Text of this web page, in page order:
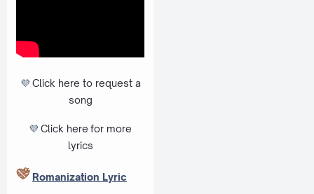
💜 Click here to request a
song
💜 Click here for more
lyrics
Romanization Lyric